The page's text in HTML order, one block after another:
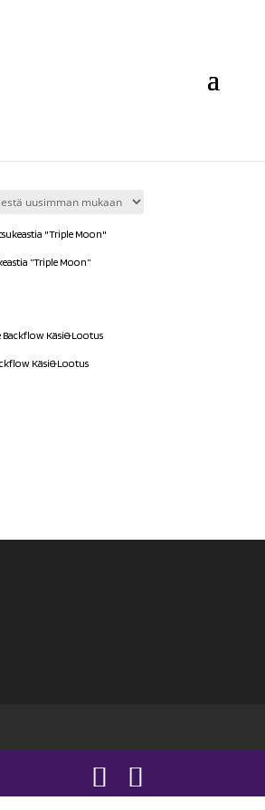
”Triple Moon”
Käsi&Lootus